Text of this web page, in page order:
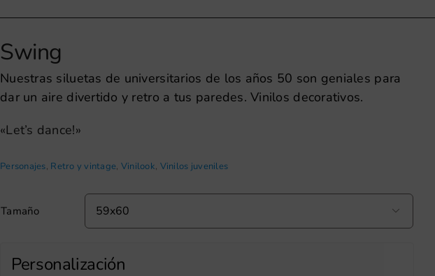
Swing
Nuestras siluetas de universitarios de los años 50 son geniales para
dar un aire divertido y retro a tus paredes. Vinilos decorativos.
«Let’s dance!»
Personajes, Retro y vintage, Vinilook, Vinilos juveniles
Tamaño 
Personalización